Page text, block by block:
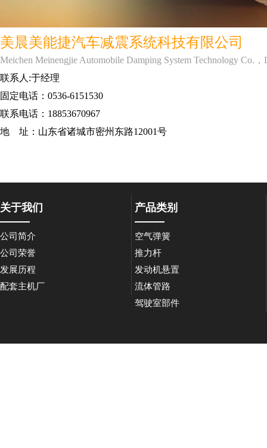
美晨美能捷汽车减震系统科技有限公司
Meichen Meinengjie Automobile Damping System Technology Co.，
联系人:于经理
固定电话：0536-6151530
联系电话：18853670967
地 址：山东省诸城市密州东路12001号
关于我们
公司简介
公司荣誉
发展历程
配套主机厂
产品类别
空气弹簧
推力杆
发动机悬置
流体管路
驾驶室部件